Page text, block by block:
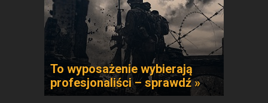
To wyposażenie wybierają
profesjonaliści – sprawdź »